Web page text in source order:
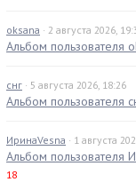
oksana · 2 августа 2026,
Альбом пользователя
снг · 5 августа 2026, 18:26
Альбом пользователя
ИринаVesna · 1 августа
Альбом пользователя
18